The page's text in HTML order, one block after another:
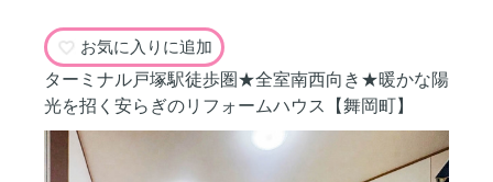
お気に入りに追加
ターミナル戸塚駅徒歩圏★全室南西向き★暖かな陽
光を招く安らぎのリフォームハウス【舞岡町】